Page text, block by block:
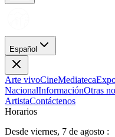
Español
Arte vivoCineMediateca
NacionalInformaciónOtras
ArtistaContáctenos
Horarios
Desde viernes, 7 de agosto :